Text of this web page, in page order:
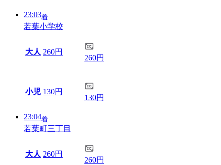
23:03着
若葉小学校
大人 260円
260円
小児 130円
130円
23:04着
若葉町三丁目
大人 260円
260円